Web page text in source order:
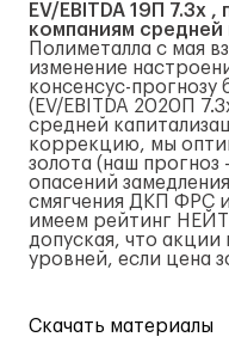
EV/EBITDA 19П 7.3x
компаниям средней
Полиметалла с мая
изменение
консенсус-прогнозу
(EV/EBITDA 2020П
средней
коррекцию, мы
золота (наш прогноз
опасений
смягчения ДКП ФРС
имеем рейтинг
допуская, что акции
уровней, если цена
Скачать материалы